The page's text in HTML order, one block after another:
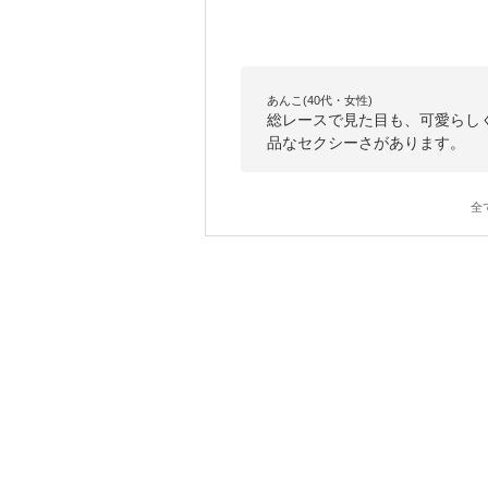
あんこ(40代・女性)
総レースで見た目も、可愛ら
品なセクシーさがあります。
全